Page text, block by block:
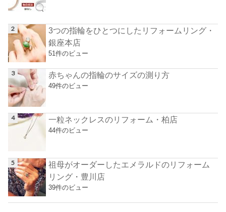
3つの指輪をひとつにしたリフォームリング・
銀座本店
51件のビュー
赤ちゃんの指輪のサイズの測り方
49件のビュー
一粒ネックレスのリフォーム・柏店
44件のビュー
祖母がオーダーしたエメラルドのリフォーム
リング・豊川店
39件のビュー